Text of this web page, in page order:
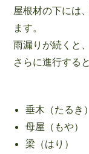
屋根材の下には、
ます。
雨漏りが続くと
さらに進行する
垂木（たるき）
母屋（もや）
梁（はり）